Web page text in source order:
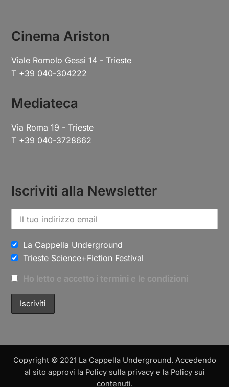
Cinema Ariston
Viale Romolo Gessi 14 - Trieste
T +39 040-304222
Mediateca
Via Roma 19 - Trieste
T +39 040-3728662
Iscriviti alla Newsletter
La Cappella Underground
Trieste Science+Fiction Festival
Ho letto e accetto i termini e le condizioni
Copyright © 2021 La Cappella Underground. Accedendo
al sito approvi la Policy sulla privacy e la Policy sui
contenuti.